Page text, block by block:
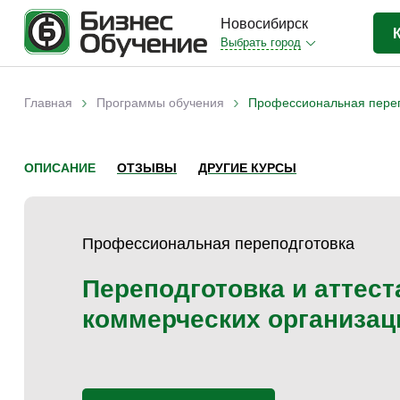
Новосибирск
Выбрать город
Компьютерная грамотность (32)
Главная › Программы обучения › Профессиональная
ОПИСАНИЕ ОТЗЫВЫ ДРУГИЕ КУРСЫ
Профессиональная переподготовка
Переподготовка и
коммерческих